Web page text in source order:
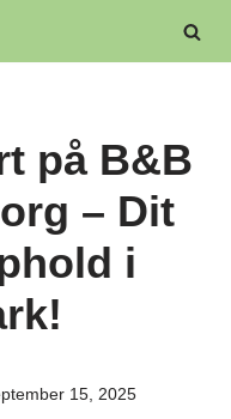
på B&B
– Dit
i
15, 2025